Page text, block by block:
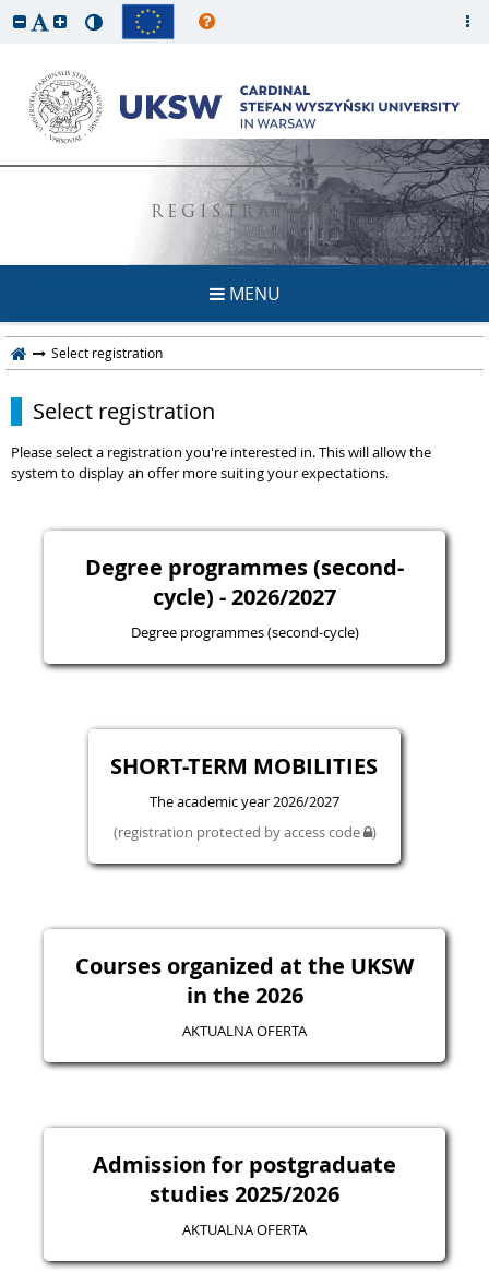
REGISTRATION
MENU
Select registration
Select registration
Please select a registration you're interested in. This will allow the
system to display an offer more suiting your expectations.
Degree programmes (second-
cycle) - 2026/2027
Degree programmes (second-cycle)
SHORT-TERM MOBILITIES
The academic year 2026/2027
(registration protected by access code )
Courses organized at the UKSW
in the 2026
AKTUALNA OFERTA
Admission for postgraduate
studies 2025/2026
AKTUALNA OFERTA